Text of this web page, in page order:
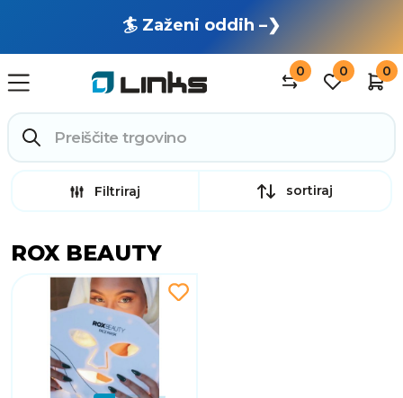
🏄 Zaženi oddih –❯
0 0 0
Filtriraj sortiraj
ROX BEAUTY